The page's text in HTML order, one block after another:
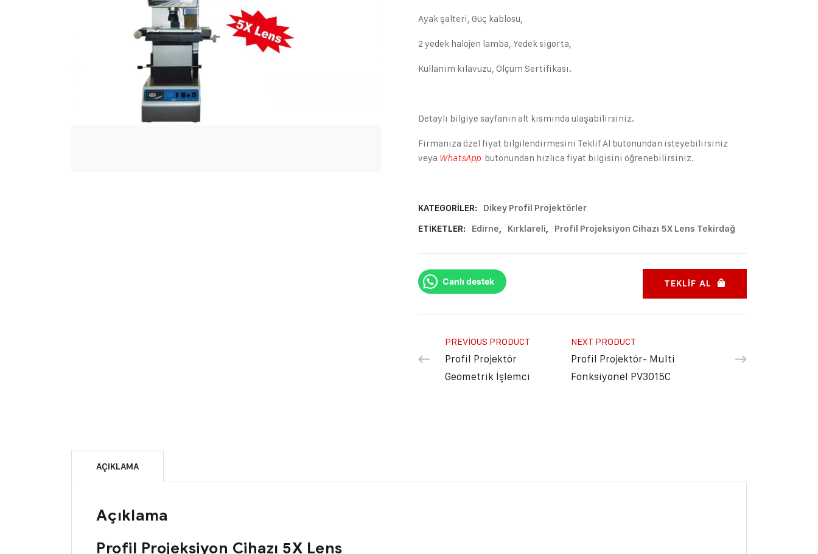
Ayak şalteri, Güç kablosu,
2 yedek halojen lamba, Yedek sigorta,
Kullanım kılavuzu, Ölçüm Sertifikası.
Detaylı bilgiye sayfanın alt kısmında ulaşabilirsiniz.
Firmanıza özel fiyat bilgilendirmesini Teklif Al butonundan isteyebilirsiniz
veya WhatsApp butonundan hızlıca fiyat bilgisini öğrenebilirsiniz.
KATEGORILER:
Dikey Profil Projektörler
ETIKETLER:
Edirne, Kırklareli, Profil Projeksiyon Cihazı 5X Lens Tekirdağ
Canlı destek TEKLIF AL
PREVIOUS PRODUCT
Profil Projektör
Geometrik İşlemci
NEXT PRODUCT
Profil Projektör- Multi
Fonksiyonel PV3015C
AÇIKLAMA
Açıklama
Profil Projeksiyon Cihazı 5X Lens